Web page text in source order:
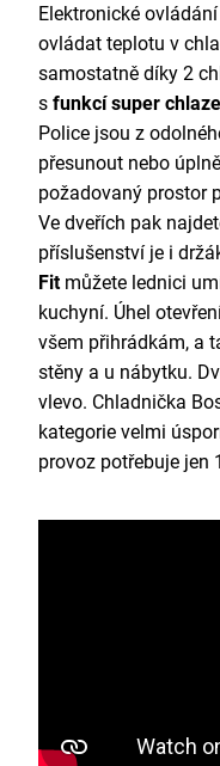
Elektronické
ovládat teplotu v
samostatně díky 2
s funkcí super
Police jsou z
přesunout nebo
požadovaný prostor
Ve dveřích pak
příslušenství je i
Fitmůžete lednici
kuchyní. Úhel
všem přihrádkám, a
stěny a u nábytku.
vlevo. Chladnička
kategorie velmi
provoz potřebuje jen